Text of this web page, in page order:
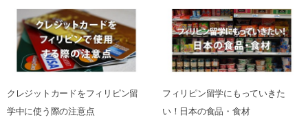
クレジットカードをフィリピン留
学中に使う際の注意点
フィリピン留学にもっていきた
い！日本の食品・食材